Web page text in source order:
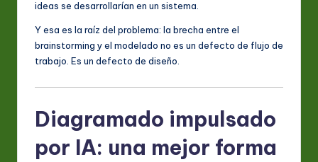
ti
o
ideas se desarrollarían en un sistema.
Y esa es la raíz del problema: la brecha entre el
brainstorming y el modelado no es un defecto de flujo de
trabajo. Es un defecto de diseño.
Diagramado impulsado
por IA: una mejor forma